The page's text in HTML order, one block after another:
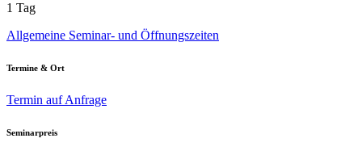
1 Tag
Allgemeine Seminar- und Öffnungszeiten
Termine & Ort
Termin auf Anfrage
Seminarpreis